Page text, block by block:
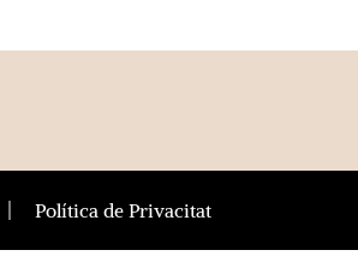
Política de Privacitat